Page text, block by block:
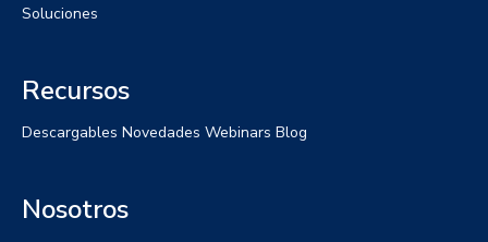
Soluciones
Recursos
Descargables Novedades Webinars Blog
Nosotros